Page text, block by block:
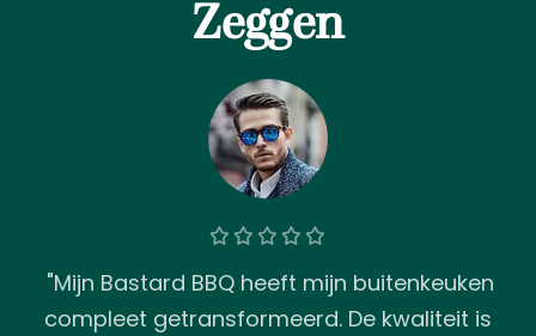
Zeggen
"Mijn Bastard BBQ heeft mijn buitenkeuken
compleet getransformeerd. De kwaliteit is